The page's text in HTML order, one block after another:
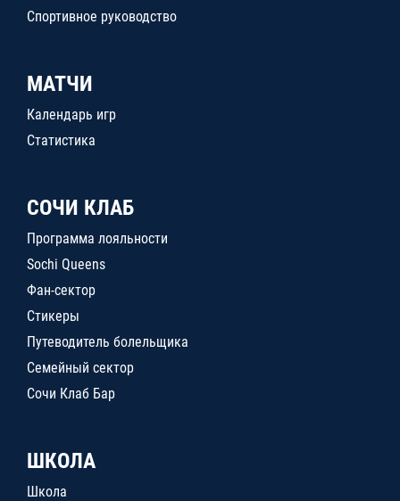
Спортивное руководство
МАТЧИ
Календарь игр
Статистика
СОЧИ КЛАБ
Программа лояльности
Sochi Queens
Фан-сектор
Стикеры
Путеводитель болельщика
Семейный сектор
Сочи Клаб Бар
ШКОЛА
Школа